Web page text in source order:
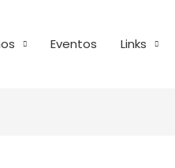
Eventos Links